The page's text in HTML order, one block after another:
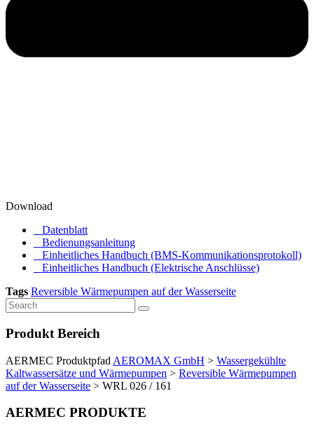
Download
Datenblatt
Bedienungsanleitung
Einheitliches Handbuch (BMS-Kommunikationsprotokoll)
Einheitliches Handbuch (Elektrische Anschlüsse)
Tags Reversible Wärmepumpen auf der Wasserseite
Produkt Bereich
AERMEC Produktpfad AEROMAX GmbH > Wassergekühlte
Kaltwassersätze und Wärmepumpen > Reversible Wärmepumpen
auf der Wasserseite > WRL 026 / 161
AERMEC PRODUKTE